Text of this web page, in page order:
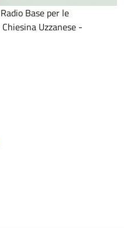
Base per le
Uzzanese -